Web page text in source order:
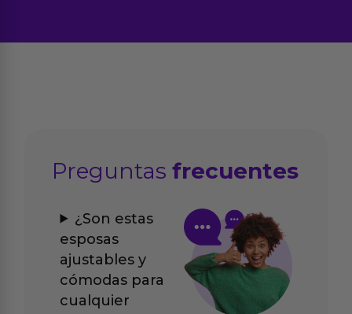
Preguntasfrecuentes
¿Son estas
esposas
ajustables y
cómodas para
cualquier